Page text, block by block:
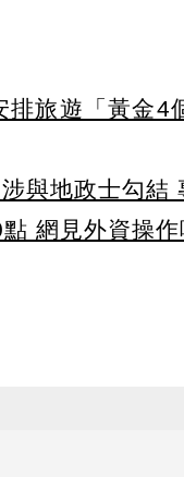
排旅遊「黃金4
與地政士勾結
網見外資操作